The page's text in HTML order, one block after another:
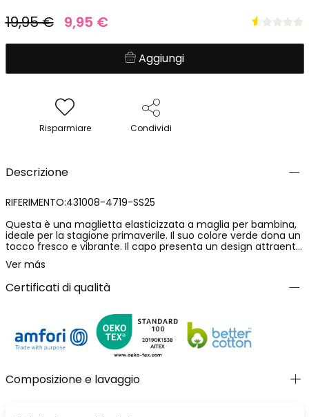
19,95 € 9,95 €
Aggiungi
Risparmiare Condividi
Descrizione
RIFERIMENTO:431008-4719-SS25
Questa è una maglietta elasticizzata a maglia per bambina,
ideale per la stagione primaverile. Il suo colore verde dona un
tocco fresco e vibrante. Il capo presenta un design attraente
e una texture morbida che assicura comodità per tutto il
giorno. È disponibile in taglie che si adattano a un range
continuo di età dai 4 ai 16 anni. Le maniche lunghe offrono
calore e protezione, perfette per giorni freschi. È un'opzione
pantaloni o gonne, rendendola adatta a diverse occasioni.
Ver más
Certificati di qualità
Composizione e lavaggio